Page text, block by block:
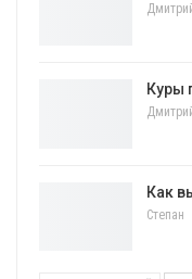
Куры
Как
Степан